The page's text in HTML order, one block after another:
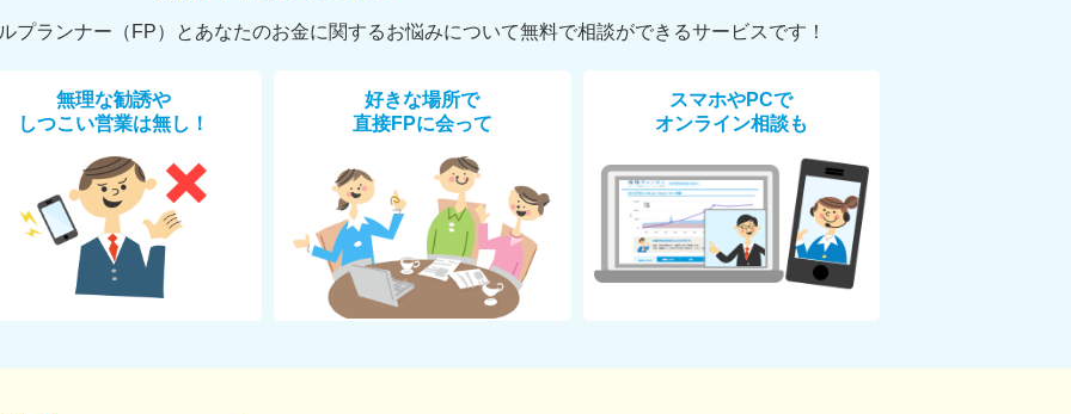
プランナー（FP）とあなたのお金に関するお悩みについて無料で相談ができるサービスです！
無理な勧誘や
しつこい営業は無し！
好きな場所で
直接FPに会って
スマホやPCで
オンライン相談も